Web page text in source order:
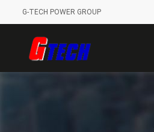
G-TECH POWER GROUP